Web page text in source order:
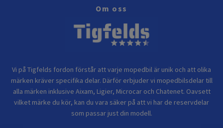
Om oss
Vi på Tigfelds fordon förstår att varje mopedbil är unik och att olika
märken kräver specifika delar. Därför erbjuder vi mopedbilsdelar till
alla märken inklusive Aixam, Ligier, Microcar och Chatenet. Oavsett
vilket märke du kör, kan du vara säker på att vi har de reservdelar
som passar just din modell.